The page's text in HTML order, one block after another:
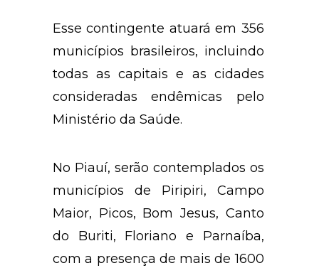
Esse contingente atuará em 356
municípios brasileiros, incluindo
todas as capitais e as cidades
consideradas endêmicas pelo
Ministério da Saúde.
No Piauí, serão contemplados os
municípios de Piripiri, Campo
Maior, Picos, Bom Jesus, Canto
do Buriti, Floriano e Parnaíba,
com a presença de mais de 1600